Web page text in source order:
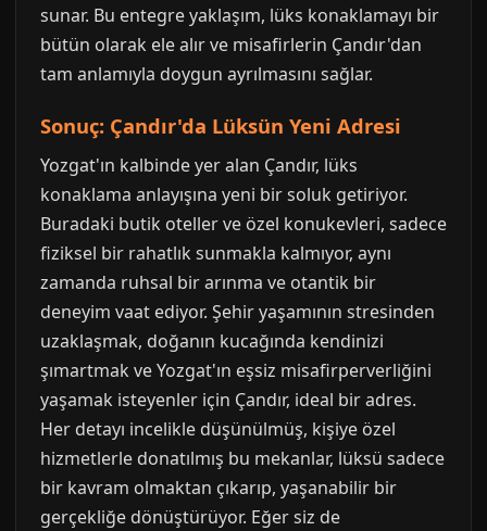
sunar. Bu entegre yaklaşım, lüks konaklamayı bir
bütün olarak ele alır ve misafirlerin Çandır'dan
tam anlamıyla doygun ayrılmasını sağlar.
Sonuç: Çandır'da Lüksün Yeni Adresi
Yozgat'ın kalbinde yer alan Çandır, lüks
konaklama anlayışına yeni bir soluk getiriyor.
Buradaki butik oteller ve özel konukevleri, sadece
fiziksel bir rahatlık sunmakla kalmıyor, aynı
zamanda ruhsal bir arınma ve otantik bir
deneyim vaat ediyor. Şehir yaşamının stresinden
uzaklaşmak, doğanın kucağında kendinizi
şımartmak ve Yozgat'ın eşsiz misafirperverliğini
yaşamak isteyenler için Çandır, ideal bir adres.
Her detayı incelikle düşünülmüş, kişiye özel
hizmetlerle donatılmış bu mekanlar, lüksü sadece
bir kavram olmaktan çıkarıp, yaşanabilir bir
gerçekliğe dönüştürüyor. Eğer siz de